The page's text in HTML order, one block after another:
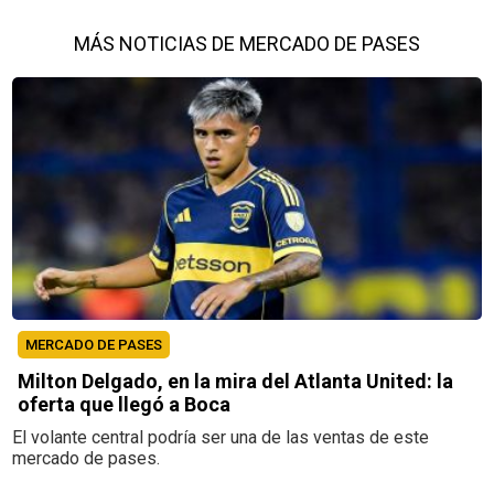
MÁS NOTICIAS DE MERCADO DE PASES
MERCADO DE PASES
Milton Delgado, en la mira del Atlanta United: la
oferta que llegó a Boca
El volante central podría ser una de las ventas de este
mercado de pases.